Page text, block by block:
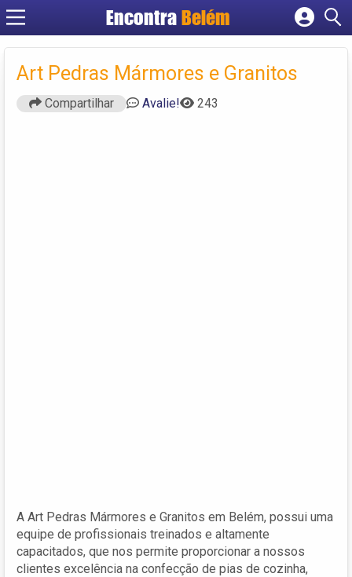
EncontraBelém
Cadastrar empresa
Criar conta
Art Pedras Mármores e Granitos
Compartilhar Avalie! 243
A Art Pedras Mármores e Granitos em Belém, possui uma
equipe de profissionais treinados e altamente
capacitados, que nos permite proporcionar a nossos
clientes excelência na confecção de pias de cozinha,